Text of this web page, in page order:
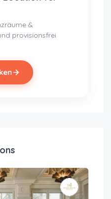
&
provisionsfrei